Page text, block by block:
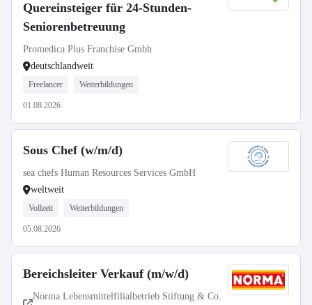
Quereinsteiger für 24-Stunden-
Seniorenbetreuung
Promedica Plus Franchise Gmbh
deutschlandweit
Freelancer Weiterbildungen
01.08.2026
Sous Chef (w/m/d)
sea chefs Human Resources Services GmbH
weltweit
Vollzeit Weiterbildungen
05.08.2026
Bereichsleiter Verkauf (m/w/d)
Norma Lebensmittelfilialbetrieb Stiftung & Co.